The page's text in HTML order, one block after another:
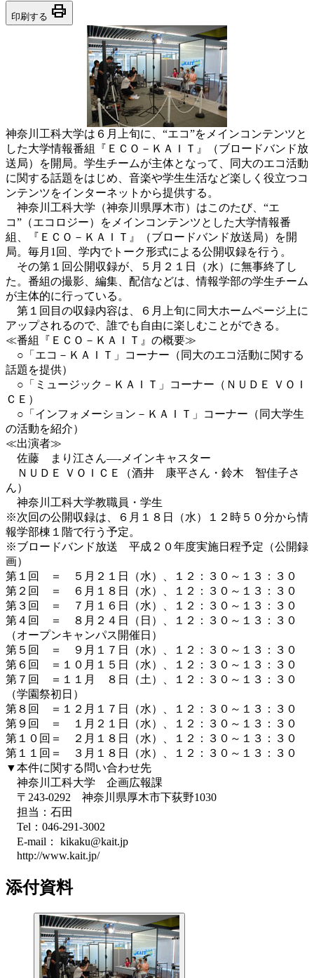
印刷する print
神奈川工科大学は６月上旬に、“エコ”をメインコンテンツと
した大学情報番組『ＥＣＯ－ＫＡＩＴ』（ブロードバンド放
送局）を開局。学生チームが主体となって、同大のエコ活動
に関する話題をはじめ、音楽や学生生活など楽しく役立つコ
ンテンツをインターネットから提供する。
神奈川工科大学（神奈川県厚木市）はこのたび、“エ
コ”（エコロジー）をメインコンテンツとした大学情報番
組、『ＥＣＯ－ＫＡＩＴ』（ブロードバンド放送局）を開
局。毎月1回、学内でトーク形式による公開収録を行う。
その第１回公開収録が、５月２１日（水）に無事終了し
た。番組の撮影、編集、配信などは、情報学部の学生チーム
が主体的に行っている。
第１回目の収録内容は、６月上旬に同大ホームページ上に
アップされるので、誰でも自由に楽しむことができる。
≪番組『ＥＣＯ－ＫＡＩＴ』の概要≫
○「エコ－ＫＡＩＴ」コーナー（同大のエコ活動に関する
話題を提供）
○「ミュージック－ＫＡＩＴ」コーナー（ＮＵＤＥ ＶＯＩ
ＣＥ）
○「インフォメーション－ＫＡＩＴ」コーナー（同大学生
の活動を紹介）
≪出演者≫
佐藤 まり江さん—-メインキャスター
ＮＵＤＥ ＶＯＩＣＥ（酒井 康平さん・鈴木 智佳子さ
ん）
神奈川工科大学教職員・学生
※次回の公開収録は、６月１８日（水）１２時５０分から情
報学部棟１階で行う予定。
※ブロードバンド放送 平成２０年度実施日程予定（公開録
画）
第１回 ＝ ５月２１日（水）、１２：３０～１３：３０
第２回 ＝ ６月１８日（水）、１２：３０～１３：３０
第３回 ＝ ７月１６日（水）、１２：３０～１３：３０
第４回 ＝ ８月２４日（日）、１２：３０～１３：３０
（オープンキャンパス開催日）
第５回 ＝ ９月１７日（水）、１２：３０～１３：３０
第６回 ＝１０月１５日（水）、１２：３０～１３：３０
第７回 ＝１１月 ８日（土）、１２：３０～１３：３０
（学園祭初日）
第８回 ＝１２月１７日（水）、１２：３０～１３：３０
第９回 ＝ １月２１日（水）、１２：３０～１３：３０
第１０回＝ ２月１８日（水）、１２：３０～１３：３０
第１１回＝ ３月１８日（水）、１２：３０～１３：３０
▼本件に関する問い合わせ先
神奈川工科大学 企画広報課
〒243-0292 神奈川県厚木市下荻野1030
担当：石田
Tel：046-291-3002
E-mail： kikaku@kait.jp
http://www.kait.jp/
添付資料